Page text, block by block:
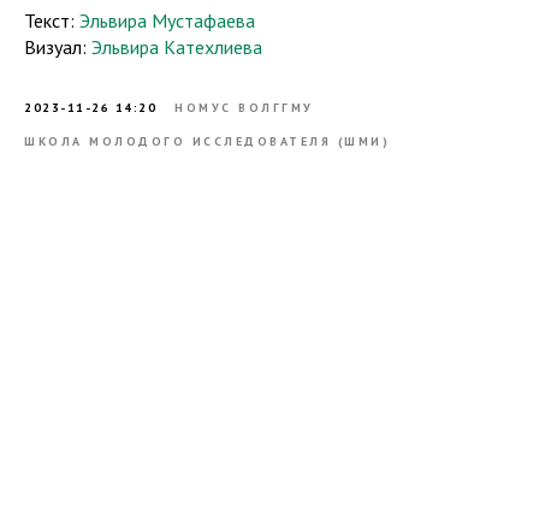
Текст: Эльвира Мустафаева
Визуал: Эльвира Катехлиева
2023-11-26 14:20 НОМУС ВОЛГГМУ
ШКОЛА МОЛОДОГО ИССЛЕДОВАТЕЛЯ (ШМИ)